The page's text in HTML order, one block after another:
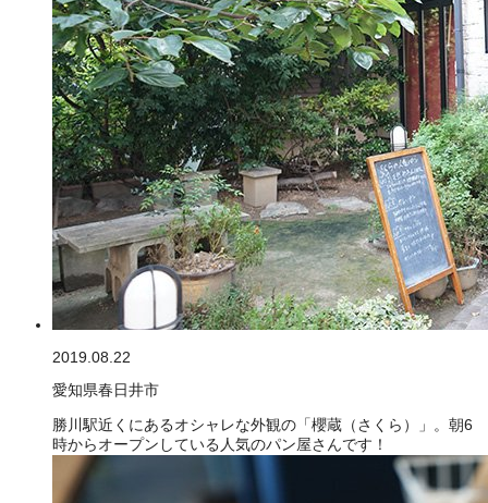
2019.08.22
愛知県春日井市
勝川駅近くにあるオシャレな外観の「櫻蔵（さくら）」。朝6
時からオープンしている人気のパン屋さんです！